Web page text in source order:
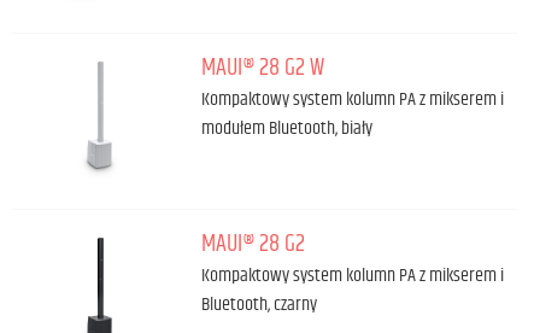
MAUI® 28 G2 W
Kompaktowy system kolumn PA z mikserem i
modułem Bluetooth, biały
MAUI® 28 G2
Kompaktowy system kolumn PA z mikserem i
Bluetooth, czarny